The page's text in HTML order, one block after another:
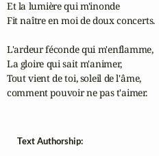
Et la lumière qui m'inonde
Fit naître en moi de doux concerts.
L'ardeur féconde qui m'enflamme,
La gloire qui sait m'animer,
Tout vient de toi, soleil de l'âme,
comment pouvoir ne pas t'aimer.
Text Authorship: